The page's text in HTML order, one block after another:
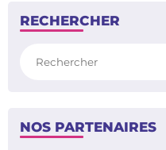
RECHERCHER
NOS PARTENAIRES